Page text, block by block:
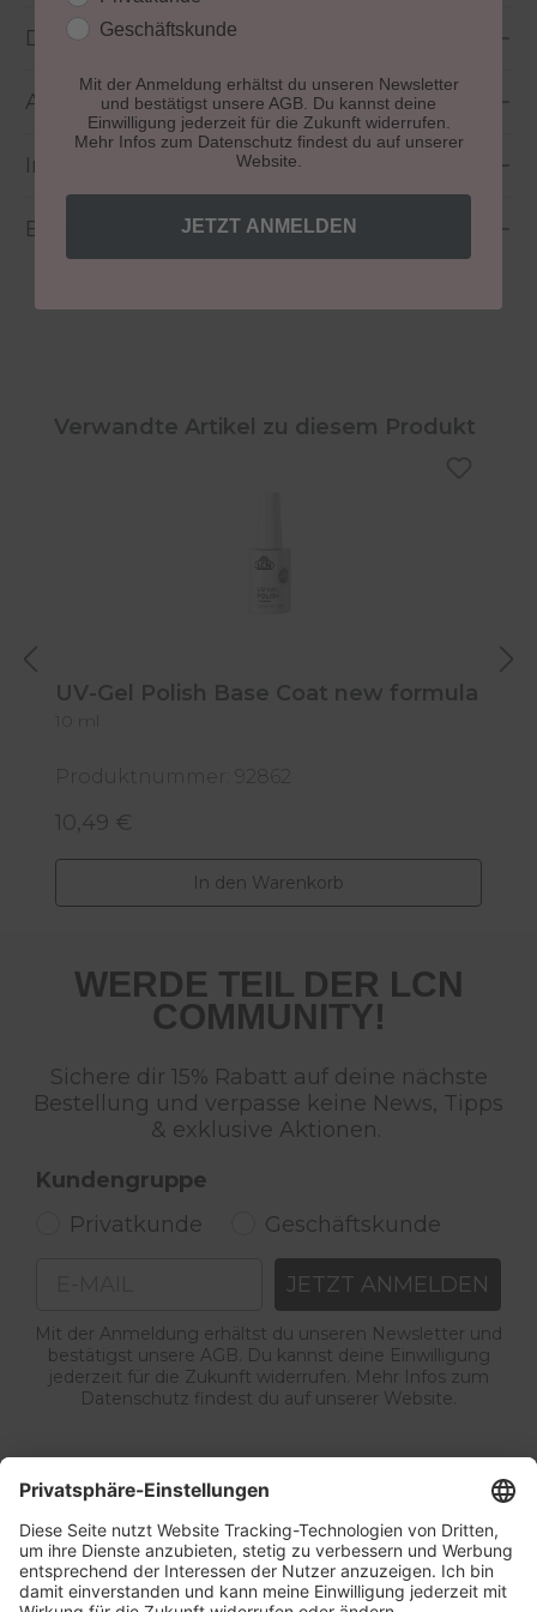
Details
Anwendung
Inhaltsstoffe
Bewertungen
Produktgalerie überspringen
Verwandte Artikel zu diesem Produkt
UV-Gel Polish Base Coat new formula
Produktnummer: 92862
Regulärer Preis:
10,49 €
In den Warenkorb
WERDE TEIL DER LCN
COMMUNITY!
Sichere dir 15% Rabatt auf deine nächste
Bestellung und verpasse keine News, Tipps
& exklusive Aktionen.
Kundengruppe
Privatkunde
Geschäftskunde
JETZT ANMELDEN
Mit der Anmeldung erhältst du unseren Newsletter und
bestätigst unsere AGB. Du kannst deine Einwilligung
jederzeit für die Zukunft widerrufen. Mehr Infos zum
Datenschutz findest du auf unserer Website.
Geschäftskunde
Mit der Anmeldung erhältst du unseren Newsletter
und bestätigst unsere AGB. Du kannst deine
Einwilligung jederzeit für die Zukunft widerrufen.
Mehr Infos zum Datenschutz findest du auf unserer
Website.
JETZT ANMELDEN